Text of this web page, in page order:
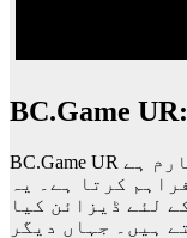
BC.Game UR ایک انقلابی آن لائن گیمنگ پلیٹ فارم ہے
کرتا ہے۔ یہ
لئے ڈیزائن کیا
ہیں۔ جہاں دیگر